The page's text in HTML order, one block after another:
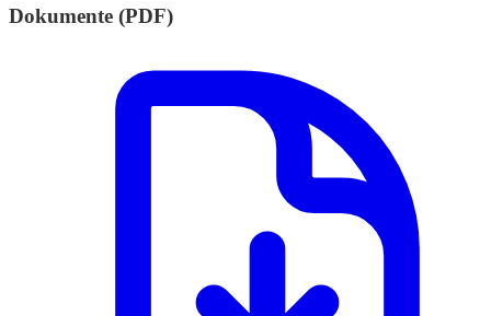
Dokumente (PDF)